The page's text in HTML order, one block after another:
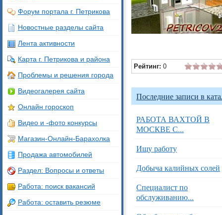
Рейтинг: 0
Последние записи в
РАБОТА ВАХТОЙ В
МОСКВЕ С...
Ищу работу
Добыча калийных солей
Специалист по
обслуживанию...
Форум портала г. Петрикова
Новостные разделы сайта
Лента активности
Карта г. Петрикова и района
Проблемы и решения города
Видеогалерея сайта
Онлайн гороскоп
Видео и -фото конкурсы
Магазин-Онлайн-Барахолка
Продажа автомобилей
Раздел: Вопросы и ответы
Работа: поиск вакансий
Работа: оставить резюме